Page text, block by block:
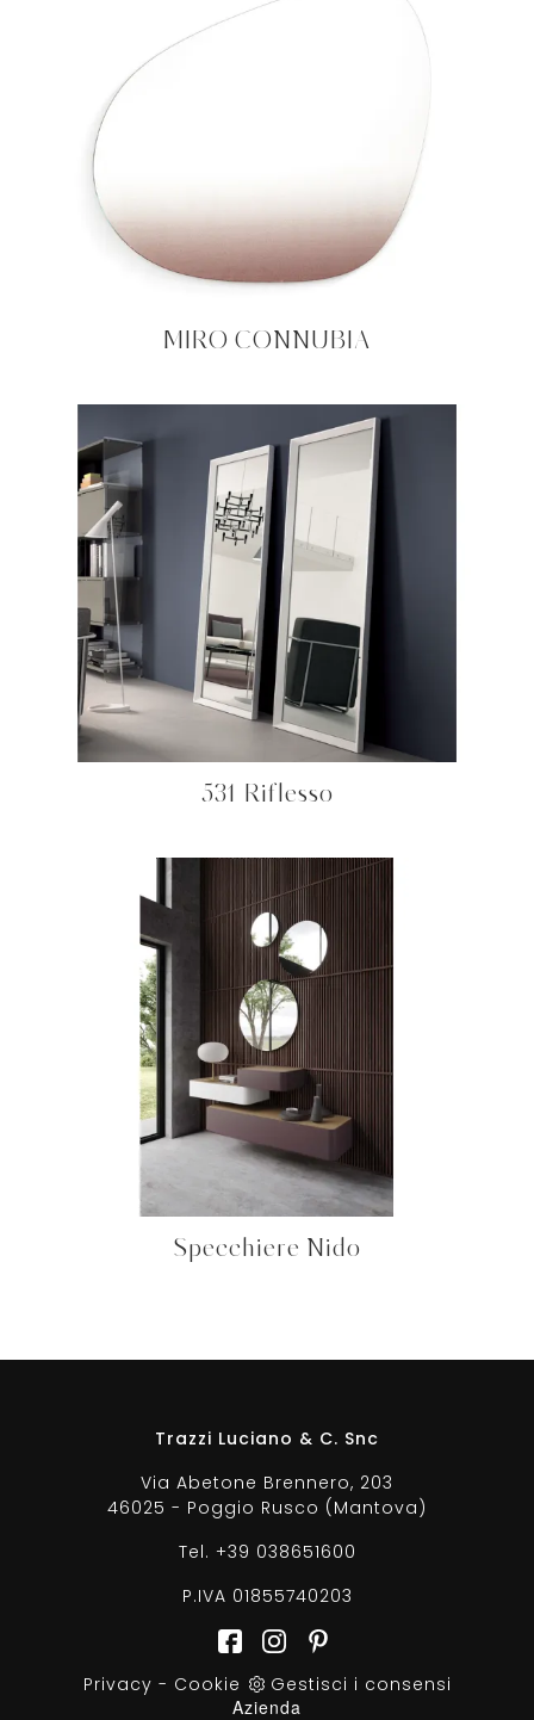
MIRO CONNUBIA
531 Riflesso
Specchiere Nido
Trazzi Luciano & C. Snc
Via Abetone Brennero, 203
46025 - Poggio Rusco (Mantova)
Tel. +39 038651600
P.IVA 01855740203
Privacy - Cookie
Gestisci i consensi
Azienda